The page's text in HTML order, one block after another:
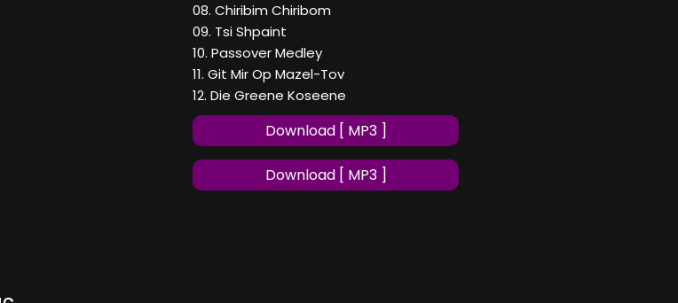
08. Chiribim Chiribom
09. Tsi Shpaint
10. Passover Medley
11. Git Mir Op Mazel-Tov
12. Die Greene Koseene
Download [ MP3 ]
Download [ MP3 ]